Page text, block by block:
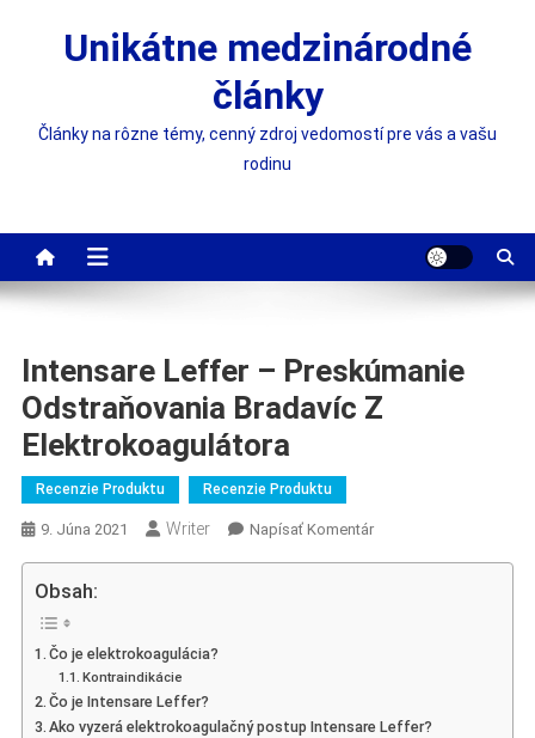
Unikátne medzinárodné
články
Články na rôzne témy, cenný zdroj vedomostí pre vás a vašu
rodinu
Intensare Leffer – Preskúmanie
Odstraňovania Bradavíc Z
Elektrokoagulátora
Recenzie Produktu Recenzie Produktu
9. Júna 2021 Writer Napísať KomentárOn
Z
Obsah:
Čo je elektrokoagulácia?
Kontraindikácie
Čo je Intensare Leffer?
Ako vyzerá elektrokoagulačný postup Intensare Leffer?